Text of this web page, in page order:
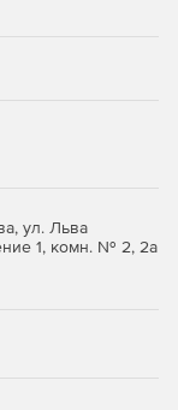
ул. Льва
1, комн. № 2, 2а